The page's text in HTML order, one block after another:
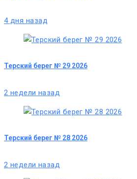
4 дня назад
Терский берег № 29 2026
2 недели назад
Терский берег № 28 2026
2 недели назад